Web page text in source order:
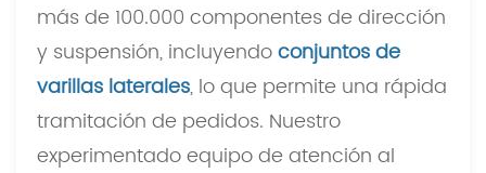
más de 100.000 componentes de dirección
y suspensión, incluyendoconjuntos de
varillas laterales, lo que permite una rápida
tramitación de pedidos. Nuestro
experimentado equipo de atención al